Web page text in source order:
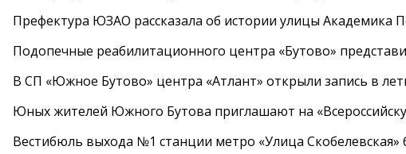
Префектура ЮЗАО рассказала об истории улицы Академика
Подопечные реабилитационного центра «Бутово»
В СП «Южное Бутово» центра «Атлант» открыли запись в
Юных жителей Южного Бутова приглашают на
Вестибюль выхода №1 станции метро «Улица Скобелевская»